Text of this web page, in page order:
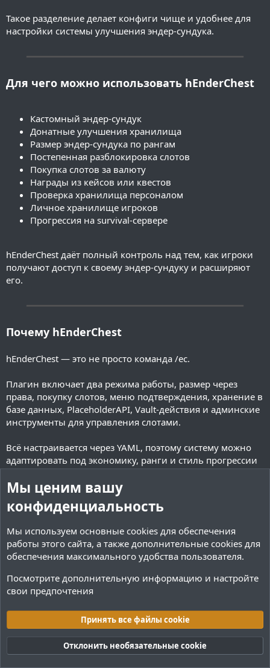
Такое разделение делает конфиги чище и удобнее для
настройки системы улучшения эндер-сундука.
━━━━━━━━━━━━━━━━━━━━━━━━━━━━━━━━━━━━━━━━
Для чего можно использовать hEnderChest
Кастомный эндер-сундук
Донатные улучшения хранилища
Размер эндер-сундука по рангам
Постепенная разблокировка слотов
Покупка слотов за валюту
Награды из кейсов или квестов
Проверка хранилища персоналом
Личное хранилище игроков
Прогрессия на survival-сервере
hEnderChest даёт полный контроль над тем, как игроки
получают доступ к своему эндер-сундуку и расширяют
его.
━━━━━━━━━━━━━━━━━━━━━━━━━━━━━━━━━━━━━━━━
Почему hEnderChest
hEnderChest — это не просто команда /ec.
Плагин включает два режима работы, размер через
права, покупку слотов, меню подтверждения, хранение в
базе данных, PlaceholderAPI, Vault-действия и админские
инструменты для управления слотами.
Всё настраивается через YAML, поэтому систему можно
адаптировать под экономику, ранги и стиль прогрессии
Зависимости
Vault, PlaceholderAPI (Опционально)
Команда
Право Описание
Отсутствует
henderchest.size.
Увеличение
эндерсундука
определённого
конфиге
Доступ к
Мы ценим вашу
конфиденциальность
Мы используем основные cookies для обеспечения
работы этого сайта, а также дополнительные cookies для
обеспечения максимального удобства пользователя.
Посмотрите дополнительную информацию и настройте
свои предпочтения
Принять все файлы cookie
Отклонить необязательные cookie